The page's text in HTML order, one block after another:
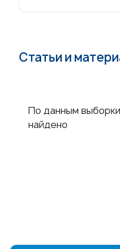
Статьи и
По данным
найдено